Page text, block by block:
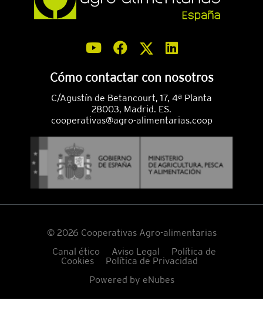
Cómo contactar con nosotros
C/Agustín de Betancourt, 17, 4ª Planta
28003, Madrid. ES.
cooperativas@agro-alimentarias.coop
© 2026 Cooperativas Agro-alimentarias
Canal ético
Aviso Legal
Política de
Cookies
Política de Privacidad
Powered by eNubes